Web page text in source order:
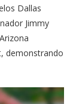
Dallas
Jimmy
demonstrando